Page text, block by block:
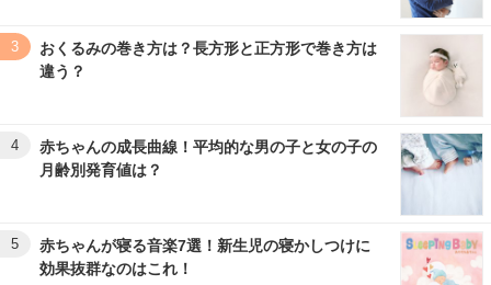
3
おくるみの巻き方は？長方形と正方形で巻き方は
違う？
4
赤ちゃんの成長曲線！平均的な男の子と女の子の
月齢別発育値は？
5
赤ちゃんが寝る音楽7選！新生児の寝かしつけに
効果抜群なのはこれ！